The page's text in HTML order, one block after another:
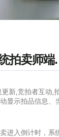
拍卖师端.
新,竞拍者互动,
显示拍品信息、
进入倒计时，系